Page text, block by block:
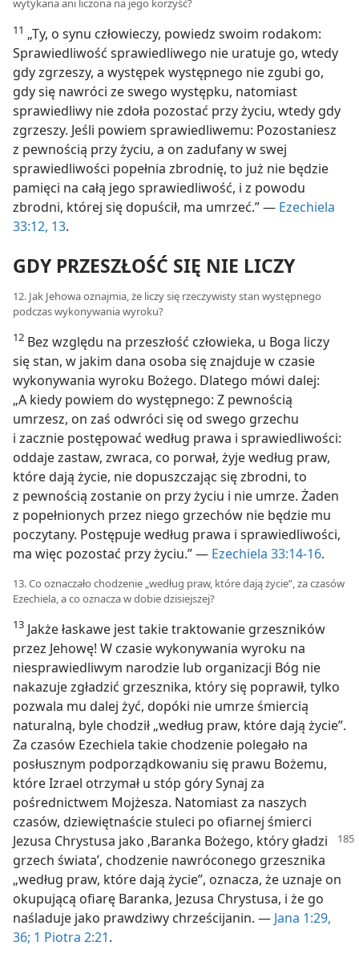
wytykana ani liczona na jego korzyść?
11 „Ty, o synu człowieczy, powiedz swoim rodakom:
Sprawiedliwość sprawiedliwego nie uratuje go, wtedy
gdy zgrzeszy, a występek występnego nie zgubi go,
gdy się nawróci ze swego występku, natomiast
sprawiedliwy nie zdoła pozostać przy życiu, wtedy gdy
zgrzeszy. Jeśli powiem sprawiedliwemu: Pozostaniesz
z pewnością przy życiu, a on zadufany w swej
sprawiedliwości popełnia zbrodnię, to już nie będzie
pamięci na całą jego sprawiedliwość, i z powodu
zbrodni, której się dopuścił, ma umrzeć.” — Ezechiela
33:12, 13.
GDY PRZESZŁOŚĆ SIĘ NIE LICZY
12. Jak Jehowa oznajmia, że liczy się rzeczywisty stan występnego
podczas wykonywania wyroku?
12 Bez względu na przeszłość człowieka, u Boga liczy
się stan, w jakim dana osoba się znajduje w czasie
wykonywania wyroku Bożego. Dlatego mówi dalej:
„A kiedy powiem do występnego: Z pewnością
umrzesz, on zaś odwróci się od swego grzechu
i zacznie postępować według prawa i sprawiedliwości:
oddaje zastaw, zwraca, co porwał, żyje według praw,
które dają życie, nie dopuszczając się zbrodni, to
z pewnością zostanie on przy życiu i nie umrze. Żaden
z popełnionych przez niego grzechów nie będzie mu
poczytany. Postępuje według prawa i sprawiedliwości,
ma więc pozostać przy życiu.” — Ezechiela 33:14-16.
13. Co oznaczało chodzenie „według praw, które dają życie”, za czasów
Ezechiela, a co oznacza w dobie dzisiejszej?
13 Jakże łaskawe jest takie traktowanie grzeszników
przez Jehowę! W czasie wykonywania wyroku na
niesprawiedliwym narodzie lub organizacji Bóg nie
nakazuje zgładzić grzesznika, który się poprawił, tylko
pozwala mu dalej żyć, dopóki nie umrze śmiercią
naturalną, byle chodził „według praw, które dają życie”.
Za czasów Ezechiela takie chodzenie polegało na
posłusznym podporządkowaniu się prawu Bożemu,
które Izrael otrzymał u stóp góry Synaj za
pośrednictwem Mojżesza. Natomiast za naszych
czasów, dziewiętnaście stuleci po ofiarnej śmierci
Jezusa Chrystusa jako ‚Baranka Bożego, który gładzi
grzech świata’, chodzenie nawróconego grzesznika
„według praw, które dają życie”, oznacza, że uznaje on
okupującą ofiarę Baranka, Jezusa Chrystusa, i że go
naśladuje jako prawdziwy chrześcijanin. — Jana 1:29,
36; 1 Piotra 2:21.